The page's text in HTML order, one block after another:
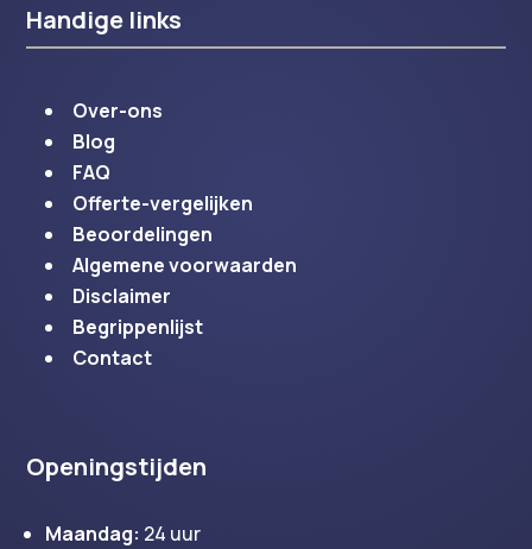
Handige links
Over-ons
Blog
FAQ
Offerte-vergelijken
Beoordelingen
Algemene voorwaarden
Disclaimer
Begrippenlijst
Contact
Openingstijden
Maandag: 24 uur